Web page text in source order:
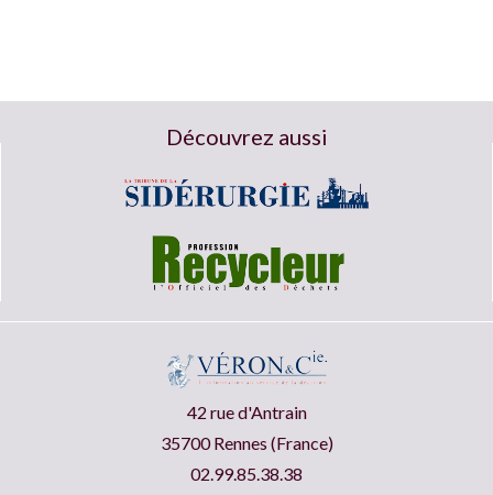
Découvrez aussi
42 rue d'Antrain
35700 Rennes (France)
02.99.85.38.38